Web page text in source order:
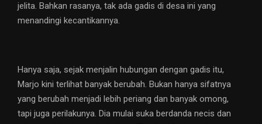
jelita. Bahkan rasanya, tak ada gadis di desa ini yang
menandingi kecantikannya.
Hanya saja, sejak menjalin hubungan dengan gadis itu,
Marjo kini terlihat banyak berubah. Bukan hanya sifatnya
yang berubah menjadi lebih periang dan banyak omong,
tapi juga perilakunya. Dia mulai suka berdanda necis dan